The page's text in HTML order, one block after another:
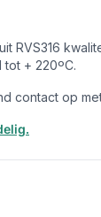
+ 220ºC.
contact op